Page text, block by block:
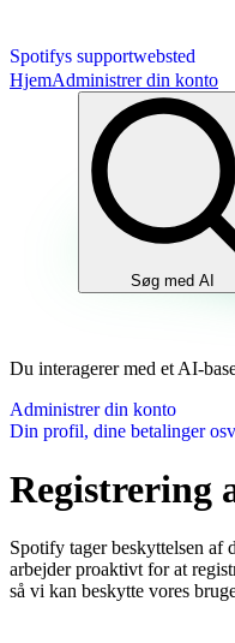
Spotifys supportwebsted
HjemAdministrer din konto
Søg med AI
Du interagerer med et AI-
Administrer din konto
Din profil, dine betalinger
Registrering
Spotify tager beskyttelsen
arbejder proaktivt for at
så vi kan beskytte vores